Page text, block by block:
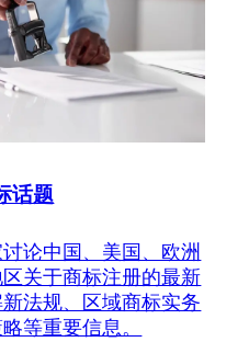
话题
论中国、美国、欧洲
关于商标注册的最新
法规、区域商标实务
等重要信息。